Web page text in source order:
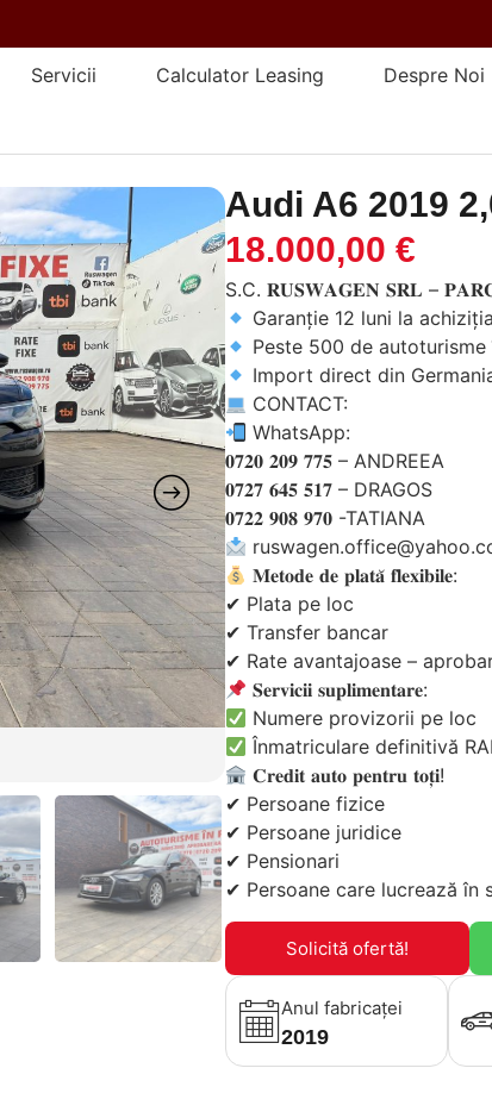
Servicii Calculator Leasing Despre Noi
Audi A6 2019
18.000,00 €
S.C. 𝐑𝐔𝐒𝐖𝐀𝐆𝐄𝐍 𝐒𝐑𝐋 –
Garanție 12 luni la
Peste 500 de autoturisme
Import direct din
CONTACT:
WhatsApp:
𝟎𝟕𝟐𝟎 𝟐𝟎𝟗 𝟕𝟕𝟓 – ANDREEA
𝟎𝟕𝟐𝟕 𝟔𝟒𝟓 𝟓𝟏𝟕 – DRAGOS
𝟎𝟕𝟐𝟐 𝟗𝟎𝟖 𝟗𝟕𝟎 -TATIANA
𝐌𝐞𝐭𝐨𝐝𝐞 𝐝𝐞 𝐩𝐥𝐚𝐭𝐚̆ 𝐟𝐥𝐞𝐱𝐢𝐛𝐢𝐥𝐞:
✔ Plata pe loc
✔ Transfer bancar
✔ Rate avantajoase –
𝐒𝐞𝐫𝐯𝐢𝐜𝐢𝐢 𝐬𝐮𝐩𝐥𝐢𝐦𝐞𝐧𝐭𝐚𝐫𝐞:
Numere provizorii pe loc
Înmatriculare definitivă
𝐂𝐫𝐞𝐝𝐢𝐭 𝐚𝐮𝐭𝐨 𝐩𝐞𝐧𝐭𝐫𝐮 𝐭𝐨𝐭̦𝐢!
✔ Persoane fizice
✔ Persoane juridice
✔ Pensionari
✔ Persoane care lucrează în
Solicită ofertă!
Anul fabricaței
2019